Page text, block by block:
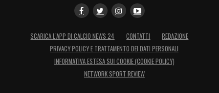
SCARICA L’APP DI CALCIO NEWS 24 CONTATTI
REDAZIONE
PRIVACY POLICY E TRATTAMENTO DEI DATI PERSONALI
INFORMATIVA ESTESA SUI COOKIE (COOKIE POLICY)
NETWORK SPORT REVIEW